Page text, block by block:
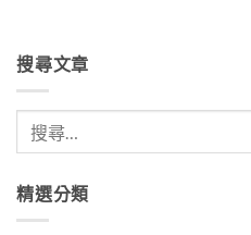
搜尋文章
精選分類